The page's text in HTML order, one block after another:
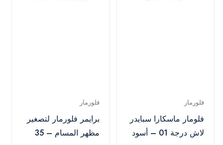
فلورمار
فلومار ماسكارا سبايدر
لاش درجة 01 – أسود
فلورمار
برايمر فلورمار لتصغير
مظهر المسام – 35